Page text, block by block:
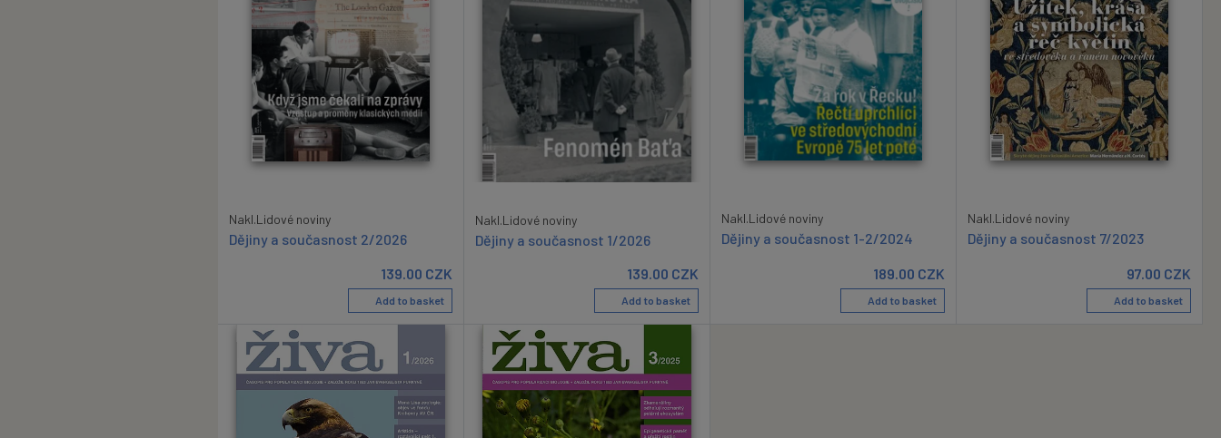
Nakl.Lidové noviny
Dějiny a současnost 2/2026
139.00 CZK
Add to basket
Nakl.Lidové noviny
Dějiny a současnost 1/2026
139.00 CZK
Add to basket
Nakl.Lidové noviny
Dějiny a současnost 1-2/2024
189.00 CZK
Add to basket
Nakl.Lidové noviny
Dějiny a současnost 7/2023
97.00 CZK
Add to basket